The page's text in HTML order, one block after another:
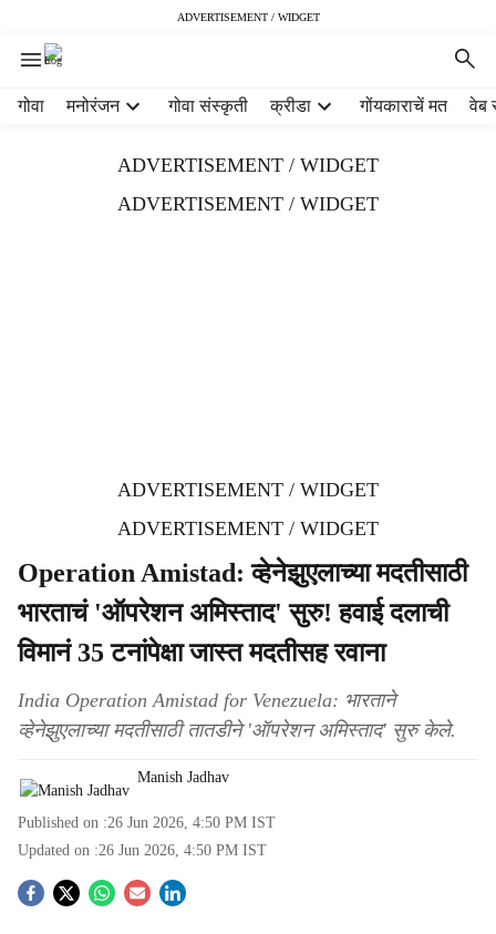
ADVERTISEMENT / WIDGET
गोवा मनोरंजन गोवा संस्कृती क्रीडा गोंयकाराचें मत वेब
ADVERTISEMENT / WIDGET
ADVERTISEMENT / WIDGET
ADVERTISEMENT / WIDGET
ADVERTISEMENT / WIDGET
Operation Amistad: व्हेनेझुएलाच्या मदतीसाठी
भारताचं 'ऑपरेशन अमिस्ताद' सुरु! हवाई दलाची
विमानं 35 टनांपेक्षा जास्त मदतीसह रवाना
India Operation Amistad for Venezuela: भारताने
व्हेनेझुएलाच्या मदतीसाठी तातडीने 'ऑपरेशन अमिस्ताद' सुरु केले.
Manish Jadhav
Published on :26 Jun 2026, 4:50 PM IST
Updated on :26 Jun 2026, 4:50 PM IST
S